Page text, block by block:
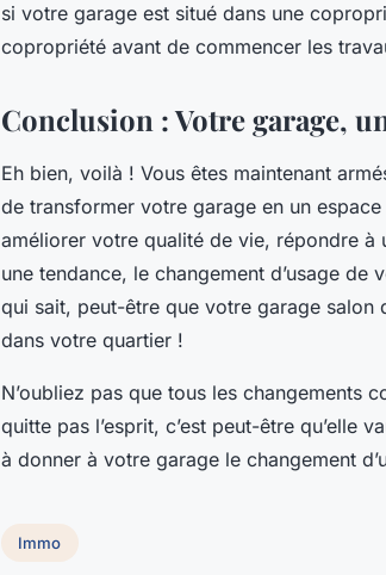
si votre garage est situé dans une
copropriété avant de commencer les
Conclusion : Votre garage,
Eh bien, voilà ! Vous êtes maintenant
de transformer votre garage en un
améliorer votre qualité de vie, répondre à
une tendance, le changement d’usage
qui sait, peut-être que votre garage salon
dans votre quartier !
N’oubliez pas que tous les changements
quitte pas l’esprit, c’est peut-être qu’elle
à donner à votre garage le changement
Immo